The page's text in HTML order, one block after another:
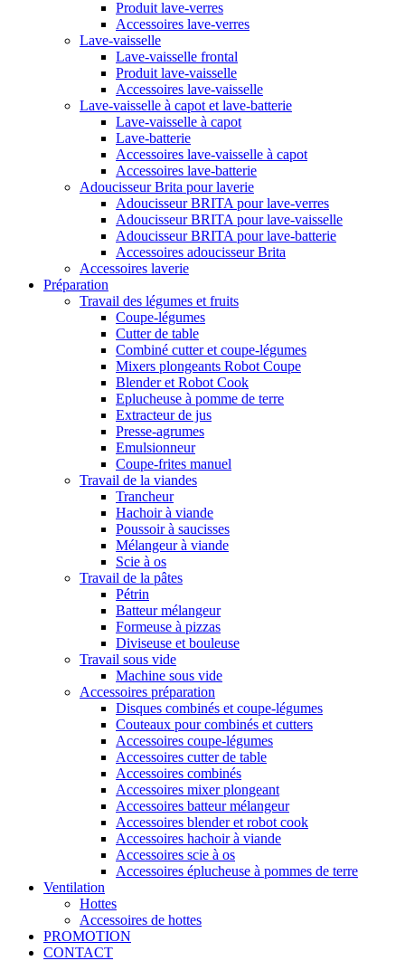
Produit lave-verres
Accessoires lave-verres
Lave-vaisselle
Lave-vaisselle frontal
Produit lave-vaisselle
Accessoires lave-vaisselle
Lave-vaisselle à capot et lave-batterie
Lave-vaisselle à capot
Lave-batterie
Accessoires lave-vaisselle à capot
Accessoires lave-batterie
Adoucisseur Brita pour laverie
Adoucisseur BRITA pour lave-verres
Adoucisseur BRITA pour lave-vaisselle
Adoucisseur BRITA pour lave-batterie
Accessoires adoucisseur Brita
Accessoires laverie
Préparation
Travail des légumes et fruits
Coupe-légumes
Cutter de table
Combiné cutter et coupe-légumes
Mixers plongeants Robot Coupe
Blender et Robot Cook
Eplucheuse à pomme de terre
Extracteur de jus
Presse-agrumes
Emulsionneur
Coupe-frites manuel
Travail de la viandes
Trancheur
Hachoir à viande
Poussoir à saucisses
Mélangeur à viande
Scie à os
Travail de la pâtes
Pétrin
Batteur mélangeur
Formeuse à pizzas
Diviseuse et bouleuse
Travail sous vide
Machine sous vide
Accessoires préparation
Disques combinés et coupe-légumes
Couteaux pour combinés et cutters
Accessoires coupe-légumes
Accessoires cutter de table
Accessoires combinés
Accessoires mixer plongeant
Accessoires batteur mélangeur
Accessoires blender et robot cook
Accessoires hachoir à viande
Accessoires scie à os
Accessoires éplucheuse à pommes de terre
Ventilation
Hottes
Accessoires de hottes
PROMOTION
CONTACT